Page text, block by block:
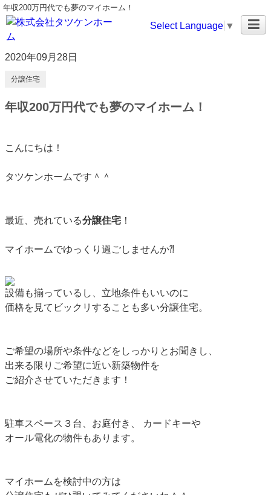
年収200万円代でも夢のマイホーム！
Select Language ▼
2020年09月28日
分譲住宅
年収200万円代でも夢のマイホーム！
こんにちは！
タツケンホームです＾＾
最近、売れている分譲住宅 ！
マイホームでゆっくり過ごしませんか⁈
設備も揃っているし、立地条件もいいのに
価格を見てビックリすることも多い分譲住宅。
ご希望の場所や条件などをしっかりとお聞きし、
出来る限りご希望に近い新築物件を
ご紹介させていただきます！
駐車スペース３台、お庭付き、 カードキーや
オール電化の物件もあります。
マイホームを検討中の方は